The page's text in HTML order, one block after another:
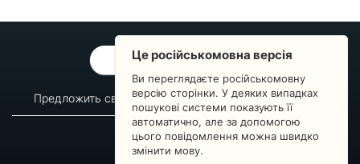
ОБРАТНАЯ СВЯЗЬ
Предложить свой вопрос Статистика изменений
О сервисе
Преподавателям
Новости
Пульс страны
Це російськомовна версія
Ви переглядаєте російськомовну
версію сторінки. У деяких випадках
пошукові системи показують її
автоматично, але за допомогою
цього повідомлення можна швидко
змінити мову.